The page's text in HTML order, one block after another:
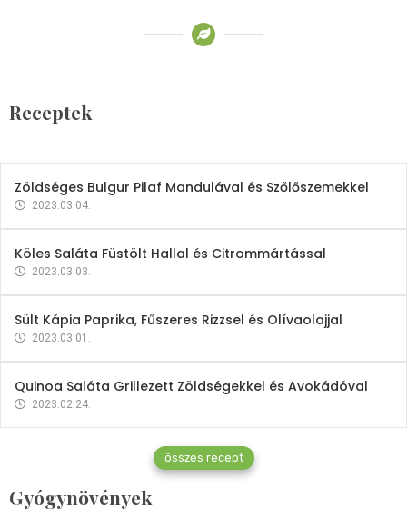
Receptek
2023.03.06.
Zöldséges Bulgur Pilaf Mandulával és Szőlőszemekkel
2023.03.04.
Köles Saláta Füstölt Hallal és Citrommártással
2023.03.03.
Sült Kápia Paprika, Fűszeres Rizzsel és Olívaolajjal
2023.03.01.
Quinoa Saláta Grillezett Zöldségekkel és Avokádóval
2023.02.24.
összes recept
Gyógynövények
Gyógynövények
Mindent a petrezselyemről
2023.12.21.